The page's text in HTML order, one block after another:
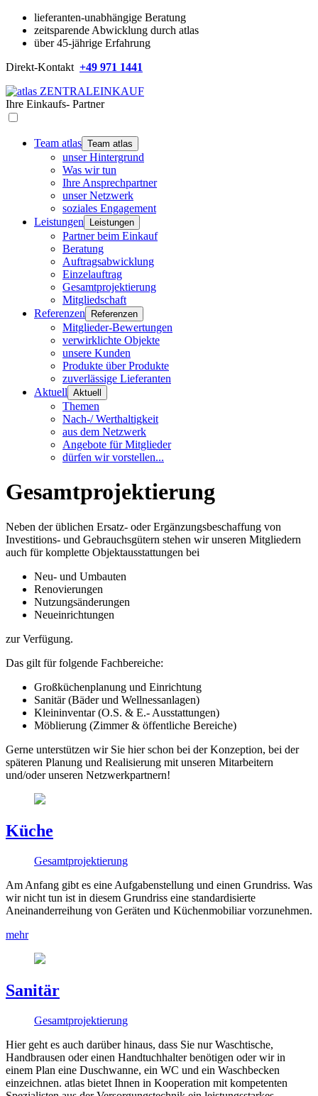
lieferanten-unabhängige Beratung
zeitsparende Abwicklung durch atlas
über 45-jährige Erfahrung
Direkt-Kontakt +49 971 1441
Ihre Einkaufs- Partner
Team atlas Team atlas
unser Hintergrund
Was wir tun
Ihre Ansprechpartner
unser Netzwerk
soziales Engagement
Leistungen
Leistungen
Partner beim Einkauf
Beratung
Auftragsabwicklung
Einzelauftrag
Gesamtprojektierung
Mitgliedschaft
Referenzen
Referenzen
Mitglieder-Bewertungen
verwirklichte Objekte
unsere Kunden
Produkte über Produkte
zuverlässige Lieferanten
Aktuell Aktuell
Themen
Nach-/ Werthaltigkeit
aus dem Netzwerk
Angebote für Mitglieder
dürfen wir vorstellen...
Gesamtprojektierung
Neben der üblichen Ersatz- oder Ergänzungsbeschaffung von
Investitions- und Gebrauchsgütern stehen wir unseren Mitgliedern
auch für komplette Objektausstattungen bei
Neu- und Umbauten
Renovierungen
Nutzungsänderungen
Neueinrichtungen
zur Verfügung.
Das gilt für folgende Fachbereiche:
Großküchenplanung und Einrichtung
Sanitär (Bäder und Wellnessanlagen)
Kleininventar (O.S. & E.- Ausstattungen)
Möblierung (Zimmer & öffentliche Bereiche)
Gerne unterstützen wir Sie hier schon bei der Konzeption, bei der
späteren Planung und Realisierung mit unseren Mitarbeitern
und/oder unseren Netzwerkpartnern!
Küche
Gesamtprojektierung
Am Anfang gibt es eine Aufgabenstellung und einen Grundriss. Was
wir nicht tun ist in diesem Grundriss eine standardisierte
Aneinanderreihung von Geräten und Küchenmobiliar vorzunehmen.
mehr
Sanitär
Gesamtprojektierung
Hier geht es auch darüber hinaus, dass Sie nur Waschtische,
Handbrausen oder einen Handtuchhalter benötigen oder wir in
einem Plan eine Duschwanne, ein WC und ein Waschbecken
einzeichnen. atlas bietet Ihnen in Kooperation mit kompetenten